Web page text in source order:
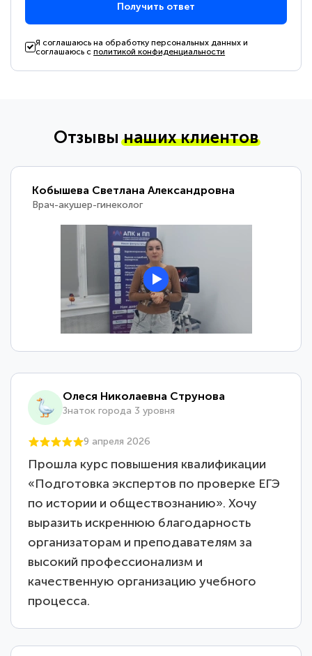
Получить ответ
Я соглашаюсь на обработку персональных данных и
соглашаюсь сполитикой конфиденциальности
Отзывынаших клиентов
Кобышева Светлана Александровна
Врач-акушер-гинеколог
Олеся Николаевна Струнова
Знаток города 3 уровня
9 апреля 2026
Прошла курс повышения квалификации
«Подготовка экспертов по проверке ЕГЭ
по истории и обществознанию». Хочу
выразить искреннюю благодарность
организаторам и преподавателям за
высокий профессионализм и
качественную организацию учебного
процесса.